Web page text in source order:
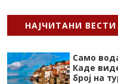
НАЈЧИТАНИ ВЕСТИ
Само
Каде
број на